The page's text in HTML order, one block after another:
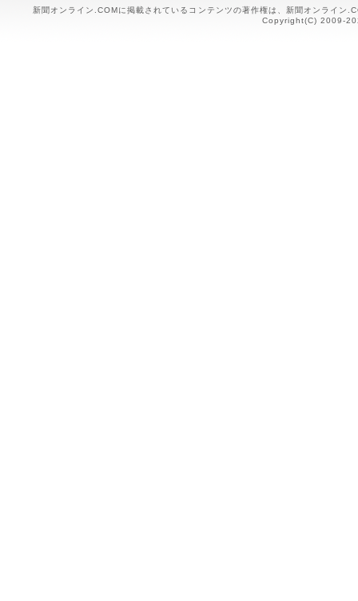
新聞オンライン.COMに掲載されているコンテンツの著作権は、新聞オンライン
Copyright(C) 2009-